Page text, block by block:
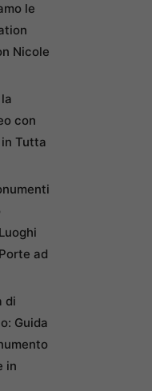
le
Nicole
con
Tutta
ad
di
Guida
in